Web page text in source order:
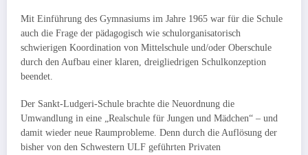
Mit Einführung des Gymnasiums im Jahre 1965 war für die Schule
auch die Frage der pädagogisch wie schulorganisatorisch
schwierigen Ko­ordination von Mittelschule und/oder Oberschule
durch den Aufbau einer klaren, drei­gliedrigen Schulkonzeption
beendet.
Der Sankt-Ludgeri-Schule brachte die Neuordnung die
Umwandlung in eine „Realschule für Jungen und Mädchen“ – und
damit wieder neue Raumpro­bleme. Denn durch die Auflösung der
bisher von den Schwes­tern ULF ge­führten Privaten